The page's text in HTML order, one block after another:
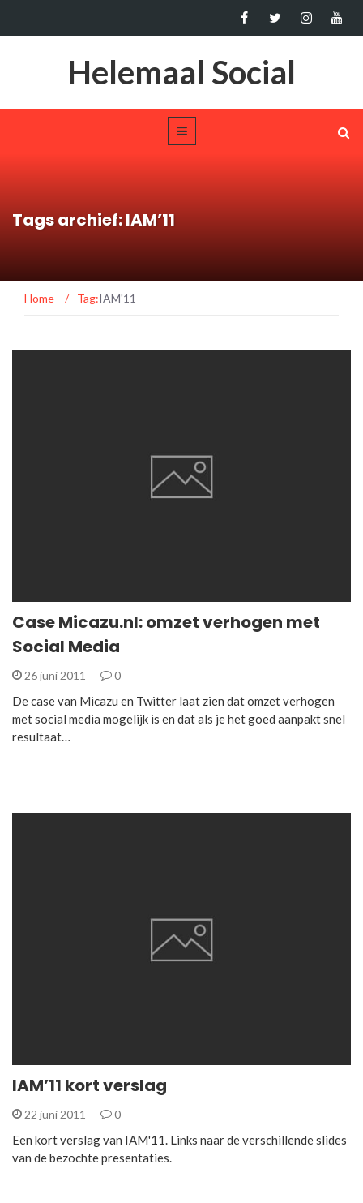
Helemaal Social
Tags archief: IAM’11
Home / Tag:IAM'11
Case Micazu.nl: omzet verhogen met
Social Media
26 juni 2011 0
De case van Micazu en Twitter laat zien dat omzet verhogen
met social media mogelijk is en dat als je het goed aanpakt snel
resultaat…
IAM’11 kort verslag
22 juni 2011 0
Een kort verslag van IAM'11. Links naar de verschillende slides
van de bezochte presentaties.